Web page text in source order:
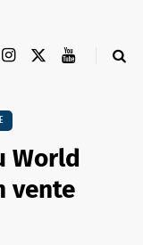
World
vente